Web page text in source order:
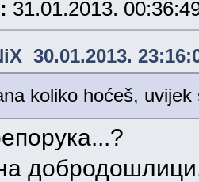
31.01.2013.
30.01.2013.
koliko hoćeš,